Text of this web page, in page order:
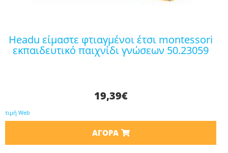
headu είμαστε φτιαγμένοι έτσι montessori
εκπαιδευτικό παιχνίδι γνώσεων 50.23059
19,39€
τιμή Web
ΑΓΟΡΆ